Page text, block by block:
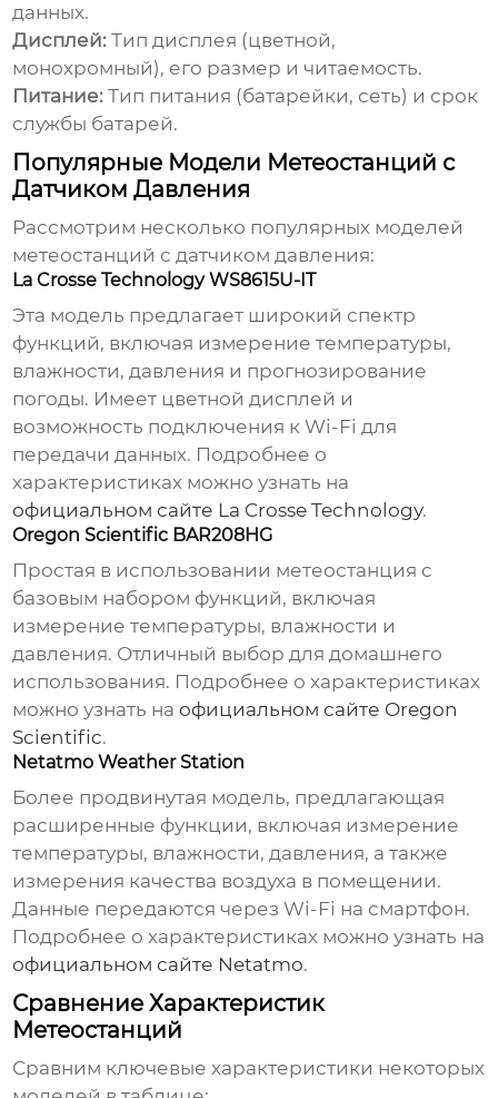
данных.
Дисплей: Тип дисплея (цветной,
монохромный), его размер и читаемость.
Питание: Тип питания (батарейки, сеть) и срок
службы батарей.
Популярные Модели Метеостанций с
Датчиком Давления
Рассмотрим несколько популярных моделей
метеостанций с датчиком давления:
La Crosse Technology WS8615U-IT
Эта модель предлагает широкий спектр
функций, включая измерение температуры,
влажности,давления и прогнозирование
погоды. Имеет цветной дисплей и
возможность подключения к Wi-Fi для
передачи данных. Подробнее о
характеристиках можно узнать на
официальном сайте La Crosse Technology.
Oregon Scientific BAR208HG
Простая в использовании метеостанция с
базовым набором функций, включая
измерение температуры, влажности и
давления. Отличный выбор для домашнего
использования. Подробнее о характеристиках
можно узнать наофициальном сайте Oregon
Scientific.
Netatmo Weather Station
Более продвинутая модель, предлагающая
расширенные функции, включая измерение
температуры, влажности,давления, а также
измерения качества воздуха в помещении.
Данные передаются через Wi-Fi на смартфон.
Подробнее о характеристиках можно узнать на
официальном сайте Netatmo.
Сравнение Характеристик
Метеостанций
Сравним ключевые характеристики некоторых